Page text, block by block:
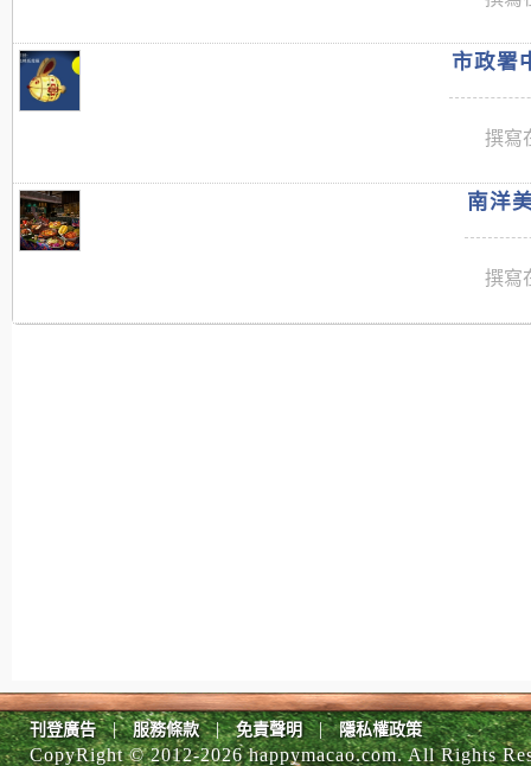
市政署
撰寫
南洋
撰寫
刊登廣告 | 服務條款 | 免責聲明 | 隱私權政策
CopyRight © 2012-2026 happymacao.com. All Rights